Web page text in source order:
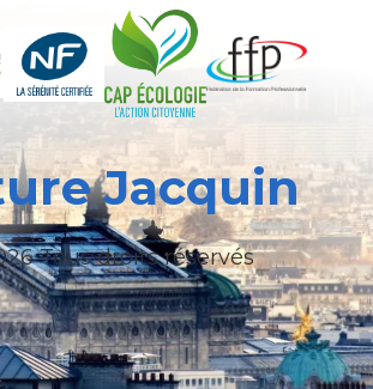
Jacquin
Tous droits réservés